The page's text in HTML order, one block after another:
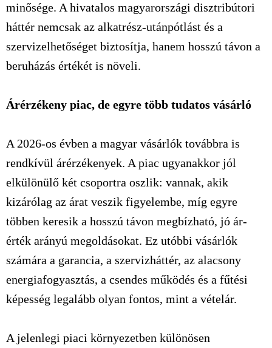
minősége. A hivatalos magyarországi disztribútori
háttér nemcsak az alkatrész-utánpótlást és a
szervizelhetőséget biztosítja, hanem hosszú távon a
beruházás értékét is növeli.
Árérzékeny piac, de egyre több tudatos vásárló
A 2026-os évben a magyar vásárlók továbbra is
rendkívül árérzékenyek. A piac ugyanakkor jól
elkülönülő két csoportra oszlik: vannak, akik
kizárólag az árat veszik figyelembe, míg egyre
többen keresik a hosszú távon megbízható, jó ár-
érték arányú megoldásokat. Ez utóbbi vásárlók
számára a garancia, a szervizháttér, az alacsony
energiafogyasztás, a csendes működés és a fűtési
képesség legalább olyan fontos, mint a vételár.
A jelenlegi piaci környezetben különösen